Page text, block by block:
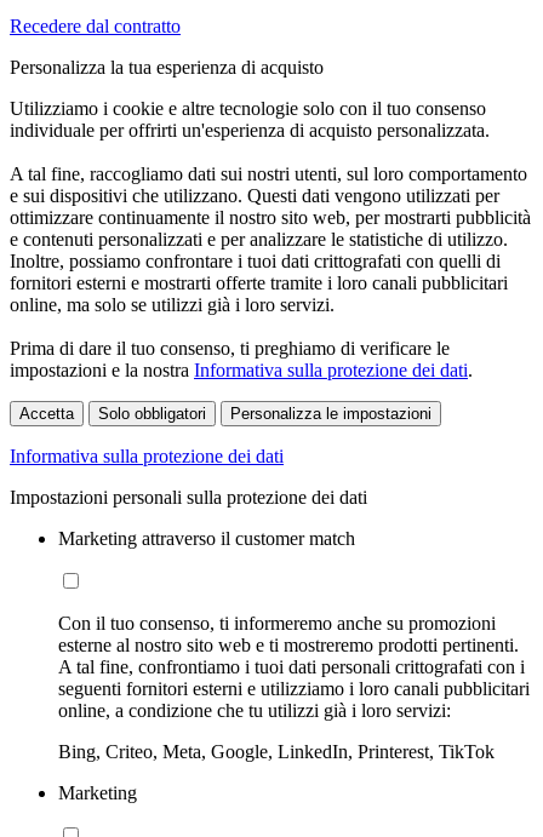
Recedere dal contratto
Personalizza la tua esperienza di acquisto
Utilizziamo i cookie e altre tecnologie solo con il tuo consenso
individuale per offrirti un'esperienza di acquisto personalizzata.
A tal fine, raccogliamo dati sui nostri utenti, sul loro comportamento
e sui dispositivi che utilizzano. Questi dati vengono utilizzati per
ottimizzare continuamente il nostro sito web, per mostrarti pubblicità
e contenuti personalizzati e per analizzare le statistiche di utilizzo.
Inoltre, possiamo confrontare i tuoi dati crittografati con quelli di
fornitori esterni e mostrarti offerte tramite i loro canali pubblicitari
online, ma solo se utilizzi già i loro servizi.
Prima di dare il tuo consenso, ti preghiamo di verificare le
impostazioni e la nostra Informativa sulla protezione dei dati.
Accetta Solo obbligatori Personalizza le impostazioni
Informativa sulla protezione dei dati
Impostazioni personali sulla protezione dei dati
Marketing attraverso il customer match
Con il tuo consenso, ti informeremo anche su promozioni
esterne al nostro sito web e ti mostreremo prodotti pertinenti.
A tal fine, confrontiamo i tuoi dati personali crittografati con i
seguenti fornitori esterni e utilizziamo i loro canali pubblicitari
online, a condizione che tu utilizzi già i loro servizi:
Bing, Criteo, Meta, Google, LinkedIn, Printerest, TikTok
Marketing